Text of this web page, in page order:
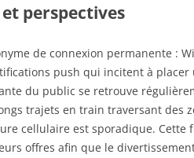
perspectives
de connexion permanente :
push qui incitent à placer
du public se retrouve
trajets en train traversant des
cellulaire est sporadique. Cette
offres afin que le